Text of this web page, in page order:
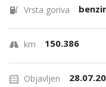
Vrsta goriva
km 150.386
Objavljen